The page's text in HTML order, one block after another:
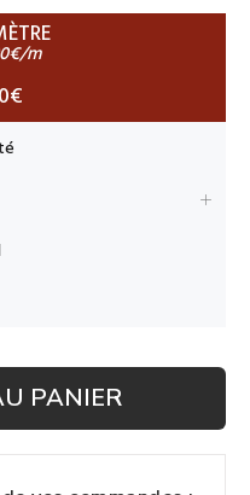
m
PANIER